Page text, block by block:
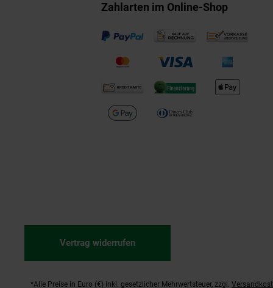
Zahlarten im Online-Shop
Vertrag widerrufen
*Alle Preise in Euro (€) inkl. gesetzlicher Mehrwertsteuer, zzgl.